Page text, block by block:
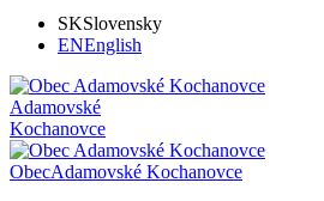
SKSlovensky
ENEnglish
Adamovské
Kochanovce
ObecAdamovské Kochanovce